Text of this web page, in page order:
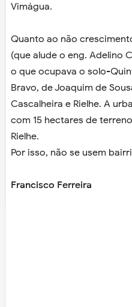
Vimágua.
Quanto ao não
(que alude o eng. Adelino
o que ocupava o solo-
Bravo, de Joaquim de
Cascalheira e Rielhe. A
com 15 hectares de
Rielhe.
Por isso, não se usem
Francisco Ferreira